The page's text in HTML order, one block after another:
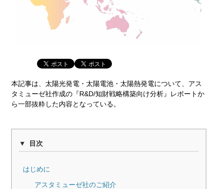
本記事は、太陽光発電・太陽電池・太陽熱発電について、アス
タミューゼ社作成の『R&D/知財戦略構築向け分析』レポートか
ら一部抜粋した内容となっている。
目次
はじめに
アスタミューゼ社のご紹介